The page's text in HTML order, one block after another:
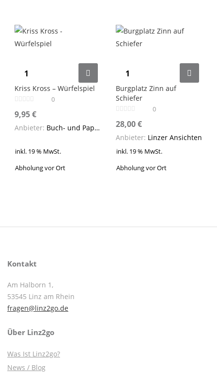
Kriss Kross – Würfelspiel
0
9,95€
Anbieter: Buch- und Papierhaus Cafitz
inkl. 19 % MwSt.
Abholung vor Ort
Burgplatz Zinn auf
Schiefer
0
28,00€
Anbieter: Linzer Ansichten
inkl. 19 % MwSt.
Abholung vor Ort
Kontakt
Am Halborn 1,
53545 Linz am Rhein
fragen@linz2go.de
Über Linz2go
Was Ist Linz2go?
News / Blog